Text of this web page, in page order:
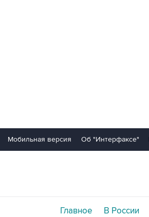
Мобильная версия Об "Интерфаксе"
Главное В России